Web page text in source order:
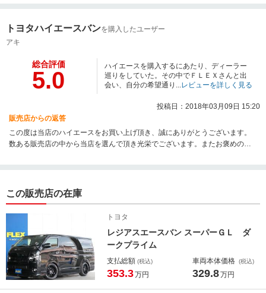
り下さい。今後のカスタムのご相談もお待ちしております！引き続きよろし
トヨタハイエースバンを購入したユーザー
アキ
総合評価
5.0
ハイエースを購入するにあたり、ディーラー
巡りをしていた。その中でＦＬＥＸさんと出
会い、自分の希望通り... レビューを詳しく見る
投稿日：2018年03月09日 15:20
販売店からの返答
この度は当店のハイエースをお買い上げ頂き、誠にありがとうございます。
数ある販売店の中から当店を選んで頂き光栄でございます。またお褒めのお
ので、お気軽にご相談下さい。今後とも宜しくお願い致します。
この販売店の在庫
トヨタ
レジアスエースバン スーパーＧＬ ダ
ークプライム
支払総額 (税込)
353.3万円
車両本体価格 (税込)
329.8万円